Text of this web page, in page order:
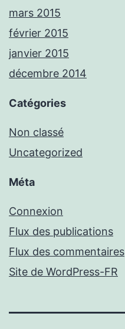
mars 2015
février 2015
janvier 2015
décembre 2014
Catégories
Non classé
Uncategorized
Méta
Connexion
Flux des publications
Flux des commentaires
Site de WordPress-FR